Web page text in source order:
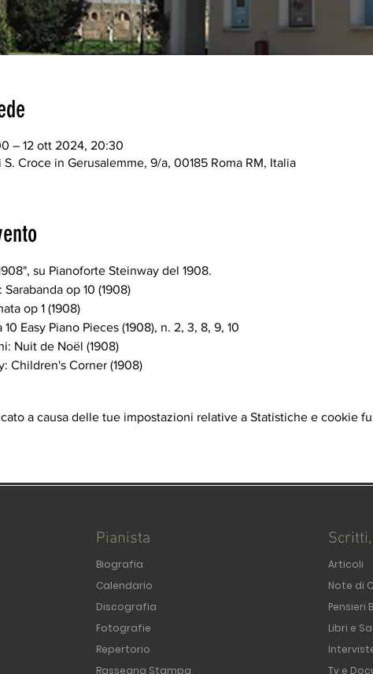
– 12 ott 2024, 20:30
S. Croce in Gerusalemme, 9/a, 00185 Roma RM, Italia
su Pianoforte Steinway del 1908.
op 10 (1908)
op 1 (1908)
10 Easy Piano Pieces (1908), n. 2, 3, 8, 9, 10
Nuit de Noël (1908)
Children's Corner (1908)
a causa delle tue impostazioni relative a Statistiche e cookie
Pianista
Biografia
Calendario
Discografia
Fotografie
Repertorio
Rassegna Stampa
Articoli
Note di
Pensieri
Libri e
Tv e